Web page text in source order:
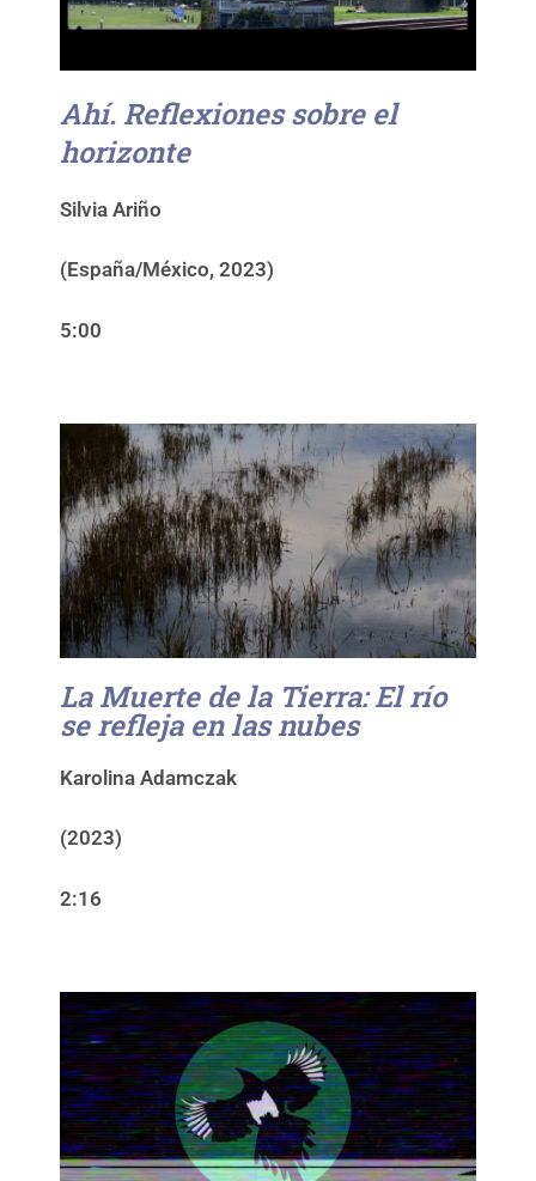
Ahí. Reflexiones sobre el
horizonte
Silvia Ariño
(España/México, 2023)
5:00
La Muerte de la Tierra: El río
se refleja en las nubes
Karolina Adamczak
(2023)
2:16